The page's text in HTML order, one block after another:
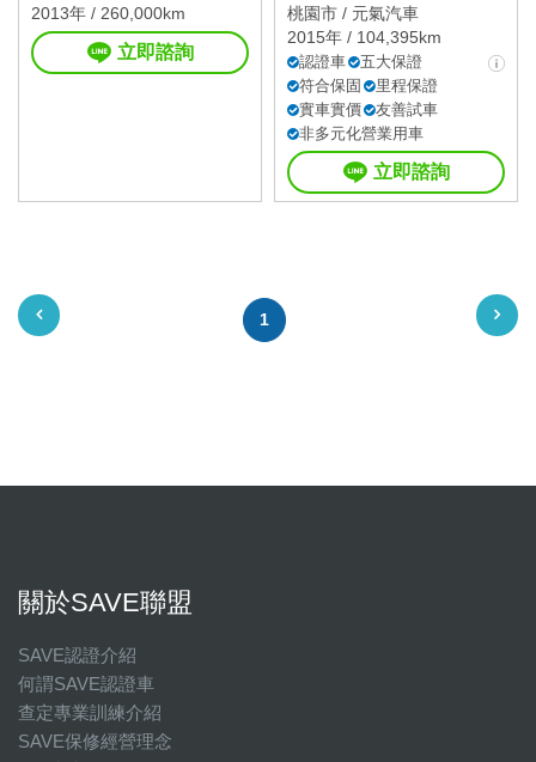
2013年 / 260,000km
立即諮詢
桃園市 / 元氣汽車
2015年 / 104,395km
認證車
五大保證
符合保固
里程保證
實車實價
友善試車
非多元化營業用車
立即諮詢
1
關於SAVE聯盟
SAVE認證介紹
何謂SAVE認證車
查定專業訓練介紹
SAVE保修經營理念